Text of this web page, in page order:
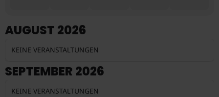
AUGUST 2026
KEINE VERANSTALTUNGEN
SEPTEMBER 2026
KEINE VERANSTALTUNGEN